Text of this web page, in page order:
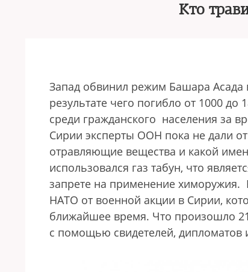
Кто
Запад обвинил режим Башара Асада
результате чего погибло от 1000
среди гражданского населения за
Сирии эксперты ООН пока не дали
отравляющие вещества и какой
использовался газ табун, что
запрете на применение химоружия.
НАТО от военной акции в Сирии,
ближайшее время. Что произошло
с помощью свидетелей, дипломатов